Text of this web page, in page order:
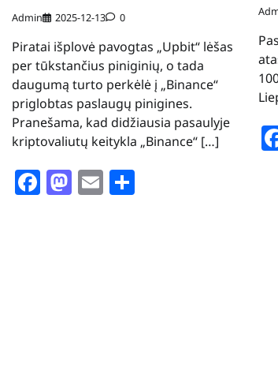
Admin 2025-12-13 0
Piratai išplovė pavogtas „Upbit“ lėšas
per tūkstančius piniginių, o tada
daugumą turto perkėlė į „Binance“
priglobtas paslaugų pinigines.
Pranešama, kad didžiausia pasaulyje
kriptovaliutų keitykla „Binance“ […]
Facebook
Mastodon
Email